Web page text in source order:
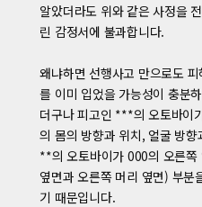
알았더라도 위와 같은 사정을
린 감정서에 불과합니다.
왜냐하면 선행사고 만으로도
를 이미 입었을 가능성이 충분
더구나 피고인 ***의 오토바이
의 몸의 방향과 위치, 얼굴 방
**의 오토바이가 000의 오른
옆면과 오른쪽 머리 옆면) 부분
기 때문입니다.